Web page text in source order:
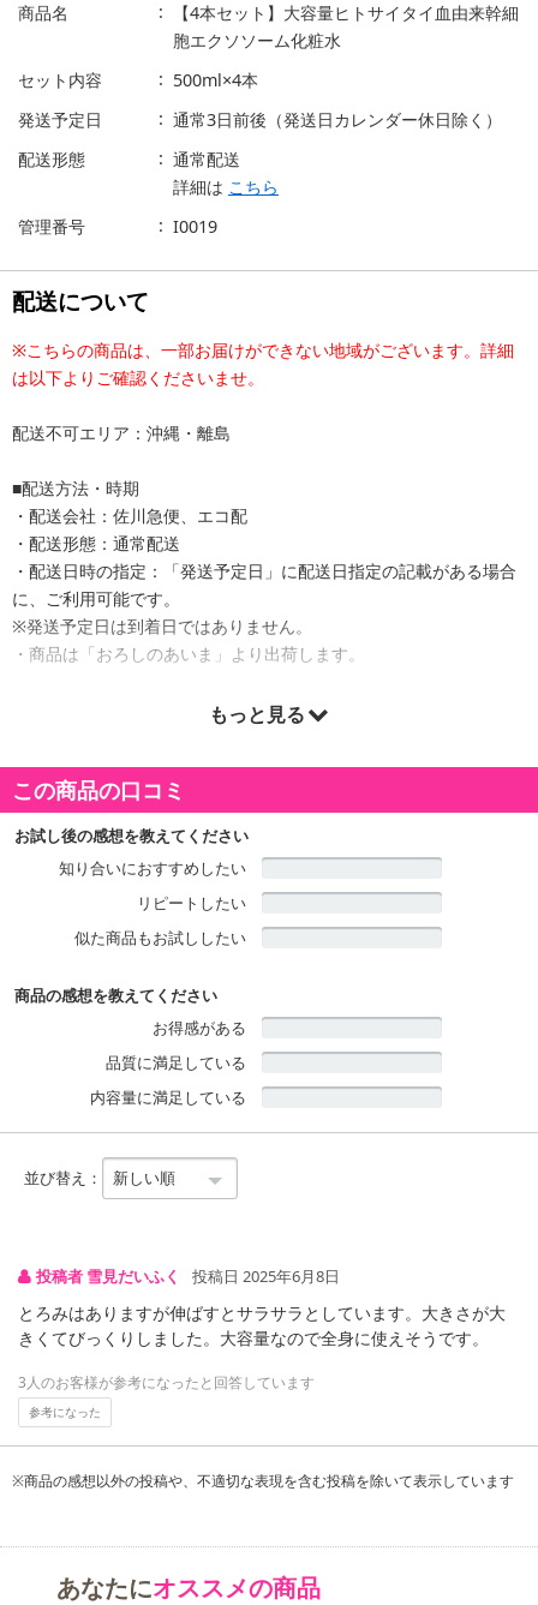
商品名
【4本セット】大容量ヒトサイタイ血由来幹細
胞エクソソーム化粧水
セット内容
500ml×4本
発送予定日
通常3日前後（発送日カレンダー休日除く）
配送形態
通常配送
詳細は こちら
管理番号
I0019
配送について
※こちらの商品は、一部お届けができない地域がございます。詳細
は以下よりご確認くださいませ。
配送不可エリア：沖縄・離島
■配送方法・時期
・配送会社：佐川急便、エコ配
・配送形態：通常配送
・配送日時の指定：「発送予定日」に配送日指定の記載がある場合
に、ご利用可能です。
※発送予定日は到着日ではありません。
・商品は「おろしのあいま」より出荷します。
もっと見る
この商品の口コミ
お試し後の感想を教えてください
知り合いにおすすめしたい
リピートしたい
似た商品もお試ししたい
商品の感想を教えてください
お得感がある
品質に満足している
内容量に満足している
並び替え：
投稿者 雪見だいふく 投稿日 2025年6月8日
とろみはありますが伸ばすとサラサラとしています。大きさが大
きくてびっくりしました。大容量なので全身に使えそうです。
3人のお客様が参考になったと回答しています
参考になった
※商品の感想以外の投稿や、不適切な表現を含む投稿を除いて表示しています
あなたにオススメの商品